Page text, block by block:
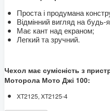
Проста і продумана
Відмінний вигляд на будь-
Має кант над екраном;
Легкий та зручний.
Чехол має сумісність з
Моторола Мото Джі 100:
XT2125, XT2125-4